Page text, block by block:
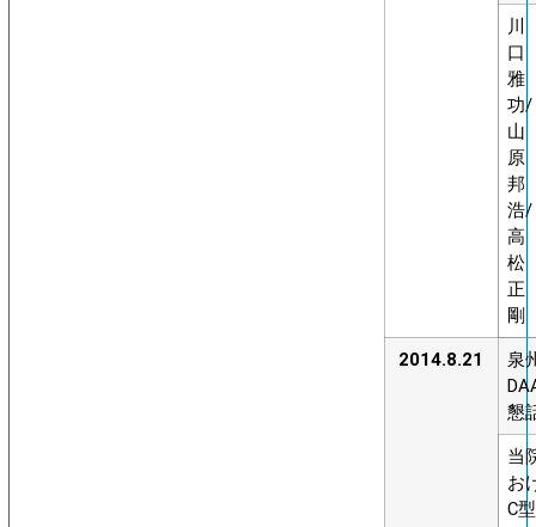
川
口
雅
功/
山
原
邦
浩/
高
松
正
剛
2014.8.21
泉
懇
当
お
C